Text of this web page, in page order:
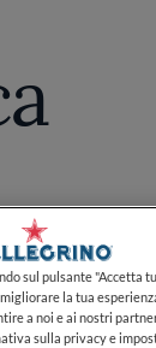
PIÙ
sul pulsante "Accetta
la tua
a noi e ai nostri
sulla privacy e